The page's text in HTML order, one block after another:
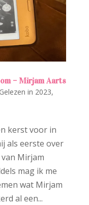
– Mirjam Aarts
Gelezen in 2023,
kerst voor in
als eerste over
Mirjam
mag ik me
wat Mirjam
al een...